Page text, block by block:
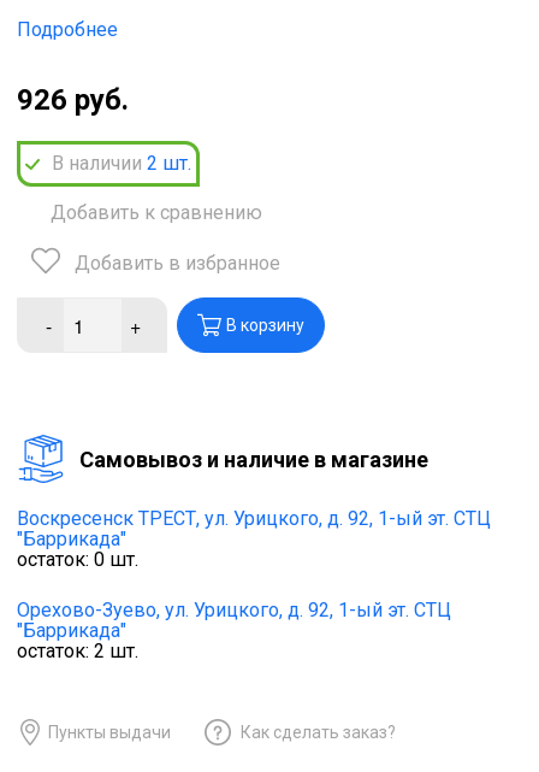
Подробнее
926 руб.
В наличии 2 шт.
Добавить к сравнению
Добавить в избранное
- + В корзину
Cамовывоз и наличие в магазине
Воскресенск ТРЕСТ, ул. Урицкого, д. 92, 1-ый эт. СТЦ
"Баррикада"
остаток: 0 шт.
Орехово-Зуево, ул. Урицкого, д. 92, 1-ый эт. СТЦ
"Баррикада"
остаток: 2 шт.
Пункты выдачи Как сделать заказ?